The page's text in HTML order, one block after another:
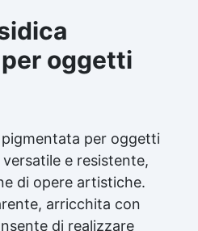
oggetti
per oggetti
versatile e resistente,
di opere artistiche.
, arricchita con
di realizzare